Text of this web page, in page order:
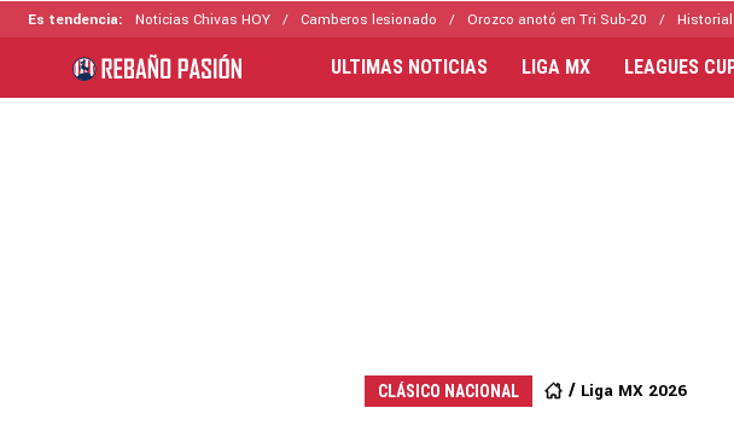
Es tendencia: Noticias Chivas HOY Camberos lesionado Orozco anotó en Tri Sub-20
ULTIMAS NOTICIAS LIGA MX LEAGUES
CLÁSICO NACIONAL Liga MX 2026